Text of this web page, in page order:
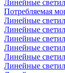
Линейные
Потребляемая
Линейные
Линейные
Линейные
Линейные
Линейные
Линейные